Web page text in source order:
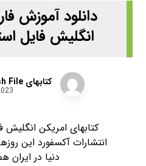
دانلود آموزش
انگلیش فایل
کتابهای American English File
کتابهای امریکن
انتشارات آکسفورد این
دنیا در ایران